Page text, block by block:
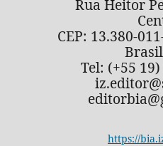
Rua Heitor
CEP: 13.380-
Tel: (+55
https://